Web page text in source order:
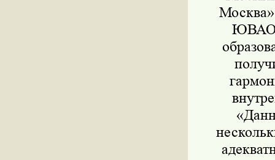
ЮВАО